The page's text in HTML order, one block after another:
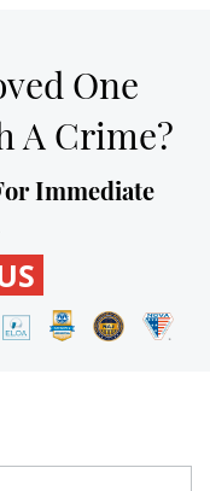
One
A Crime?
Immediate